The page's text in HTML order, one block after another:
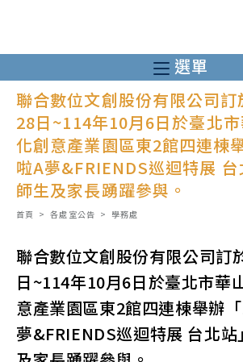
至
主
容
選單
聯合數位文創股份有限公司訂
28日~114年10月6日於臺北
化創意產業園區東2館四連棟
啦A夢&FRIENDS巡迴特展
師生及家長踴躍參與。
首頁 > 各處室公告 > 學務處
聯合數位文創股份有限公司訂
日~114年10月6日於臺北市華
意產業園區東2館四連棟舉辦
夢&FRIENDS巡迴特展 台北